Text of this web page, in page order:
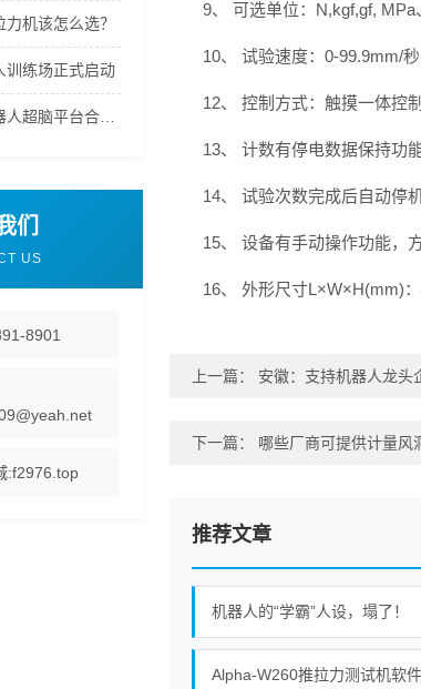
机该怎么选？
训练场正式启动
们
US
8901
:f2976.top
9、 可选单位：N,kgf,gf, MPa
10、 试验速度：0-99.9mm/秒
12、 控制方式：触摸一体控制
13、 计数有停电数据保持功能
14、 试验次数完成后自动停机
15、 设备有手动操作功能，
16、 外形尺寸L×W×H(mm)
上一篇： 安徽：支持机器人龙头
下一篇： 哪些厂商可提供计量风
推荐文章
机器人的“学霸”人设，塌了！